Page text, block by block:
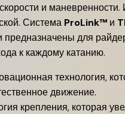
и маневренности.
Система ProLink™ и
предназначены для
к каждому катанию.
технология,
движение.
крепления, которая